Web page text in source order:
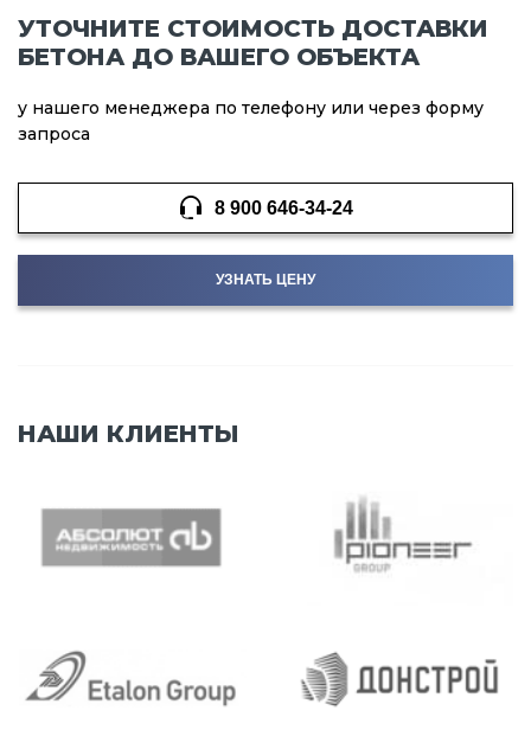
УТОЧНИТЕ СТОИМОСТЬ ДОСТАВКИ
БЕТОНА ДО ВАШЕГО ОБЪЕКТА
у нашего менеджера по телефону или через форму
запроса
8 900 646-34-24
УЗНАТЬ ЦЕНУ
НАШИ КЛИЕНТЫ